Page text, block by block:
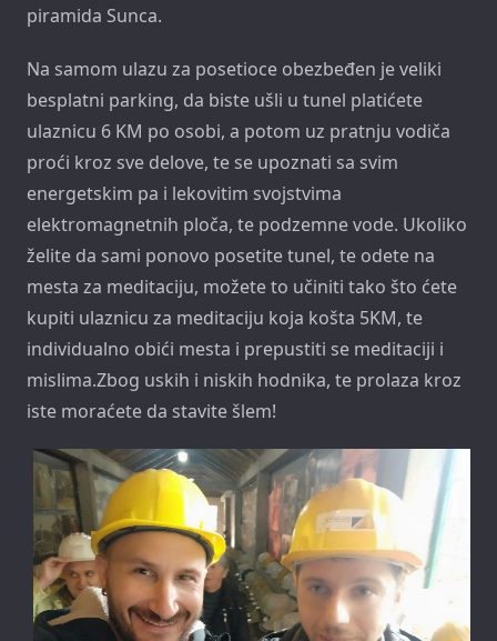
piramida Sunca.
Na samom ulazu za posetioce obezbeđen je veliki
besplatni parking, da biste ušli u tunel platićete
ulaznicu 6 KM po osobi, a potom uz pratnju vodiča
proći kroz sve delove, te se upoznati sa svim
energetskim pa i lekovitim svojstvima
elektromagnetnih ploča, te podzemne vode. Ukoliko
želite da sami ponovo posetite tunel, te odete na
mesta za meditaciju, možete to učiniti tako što ćete
kupiti ulaznicu za meditaciju koja košta 5KM, te
individualno obići mesta i prepustiti se meditaciji i
mislima.Zbog uskih i niskih hodnika, te prolaza kroz
iste moraćete da stavite šlem!